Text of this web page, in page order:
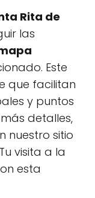
Rita de
las
Este
que facilitan
y puntos
detalles,
nuestro sitio
visita a la
esta